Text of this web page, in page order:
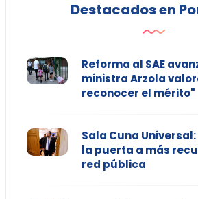
Destacados en
Reforma al SAE
ministra Arzola
reconocer el mérito"
Sala Cuna
la puerta a más
red pública